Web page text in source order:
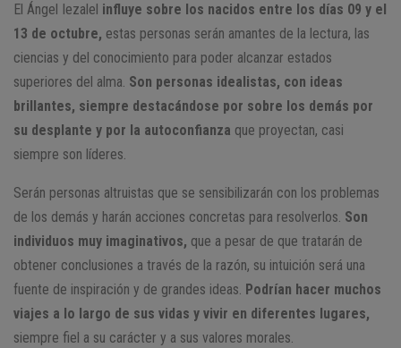
El Ángel Iezalel influye sobre los nacidos entre los días 09 y el
13 de octubre, estas personas serán amantes de la lectura, las
ciencias y del conocimiento para poder alcanzar estados
superiores del alma. Son personas idealistas, con ideas
brillantes, siempre destacándose por sobre los demás por
su desplante y por la autoconfianza que proyectan, casi
siempre son líderes.
Serán personas altruistas que se sensibilizarán con los problemas
de los demás y harán acciones concretas para resolverlos. Son
individuos muy imaginativos, que a pesar de que tratarán de
obtener conclusiones a través de la razón, su intuición será una
fuente de inspiración y de grandes ideas. Podrían hacer muchos
viajes a lo largo de sus vidas y vivir en diferentes lugares,
siempre fiel a su carácter y a sus valores morales.